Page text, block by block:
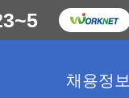
채용정보